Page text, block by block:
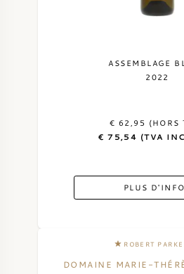
ASSEMBLAGE
2022
€ 62,95 (HORS
€ 75,54 (TVA
PLUS
ROBERT
DOMAINE MARIE-